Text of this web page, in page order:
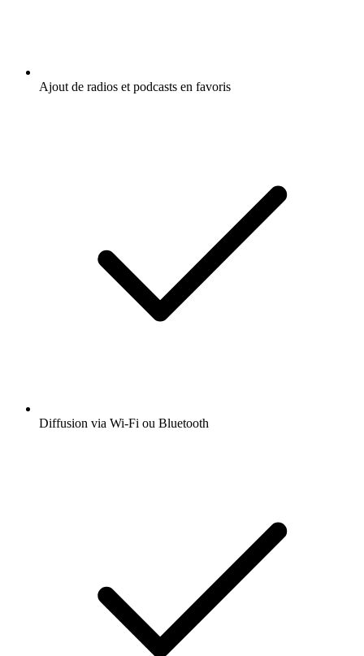
Ajout de radios et podcasts en favoris
Diffusion via Wi-Fi ou Bluetooth